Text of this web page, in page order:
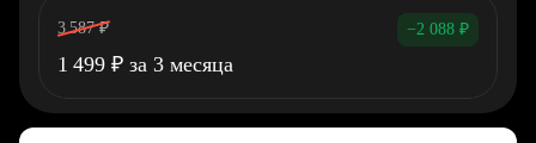
3 587 ₽ −2 088 ₽
1 499 ₽ за 3 месяца